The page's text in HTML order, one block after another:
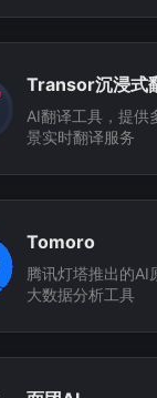
Transor沉浸式
译
AI翻译工具，提供
景实时翻译服务
Tomoro
腾讯灯塔推出的AI
大数据分析工具